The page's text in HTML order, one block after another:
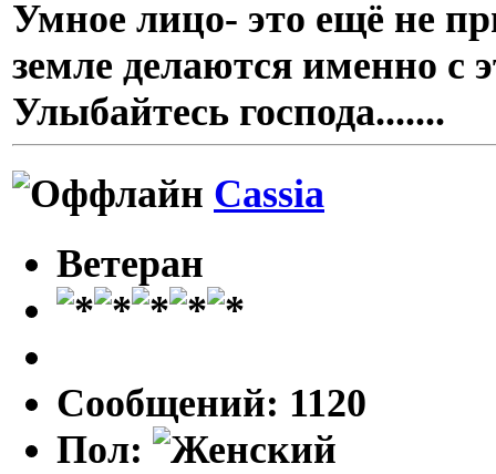
Умное лицо- это ещё не
земле делаются именно
Улыбайтесь господа.......
Cassia
Ветеран
Сообщений: 1120
Пол: